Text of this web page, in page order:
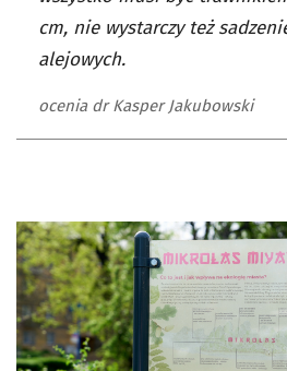
cm, nie wystarczy też
alejowych.
ocenia dr Kasper Jakubowski